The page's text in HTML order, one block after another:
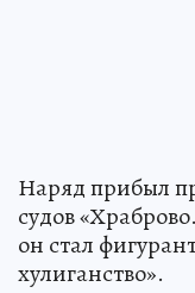
Наряд прибыл
судов
он стал
хулиганство».